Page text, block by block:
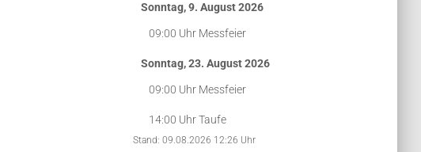
Sonntag, 9. August 2026
09:00 Uhr Messfeier
Sonntag, 23. August 2026
09:00 Uhr Messfeier
14:00 UhrTaufe
Stand: 09.08.2026 12:26 Uhr